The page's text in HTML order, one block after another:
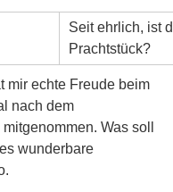
Seit ehrlich, ist
Prachtstück?
mir echte Freude beim
nach dem
Was soll
wunderbare